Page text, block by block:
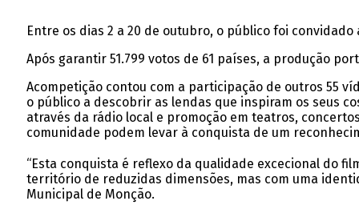
Entre os dias 2 a 20 de outubro, o público foi
Após garantir 51.799 votos de 61 países, a produção
Acompetição contou com a participação de outros 55
o público a descobrir as lendas que inspiram os seus
através da rádio local e promoção em teatros,
comunidade podem levar à conquista de um
“Esta conquista é reflexo da qualidade excecional do
território de reduzidas dimensões, mas com uma
Municipal de Monção.